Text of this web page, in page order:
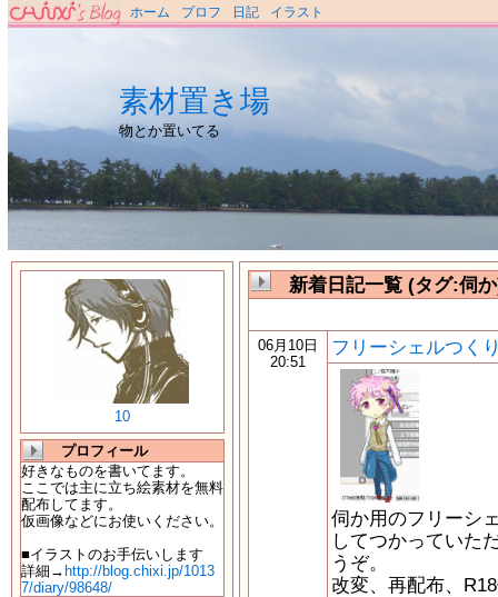
ホーム プロフ 日記 イラスト
素材置き場
物とか置いてる
10
プロフィール
好きなものを書いてます。
ここでは主に立ち絵素材を無料
配布してます。
仮画像などにお使いください。
■イラストのお手伝いします
詳細→ http://blog.chixi.jp/1013
7/diary/98648/
新着日記一覧 (タグ:伺
06月10日
20:51
フリーシェルつく
伺か用のフリーシ
してつかっていた
うぞ。
改変、再配布、